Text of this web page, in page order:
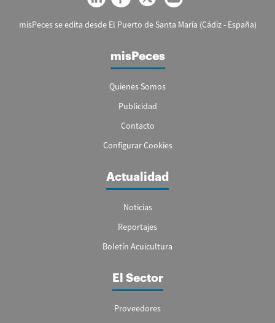
misPeces se edita desde El Puerto de Santa María (Cádiz - España)
misPeces
Quienes Somos
Publicidad
Contacto
Configurar Cookies
Actualidad
Noticias
Reportajes
Boletín Acuicultura
El Sector
Proveedores